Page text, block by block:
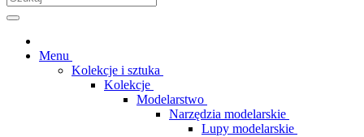
Menu
Kolekcje i sztuka
Kolekcje
Modelarstwo
Narzędzia modelarskie
Lupy modelarskie